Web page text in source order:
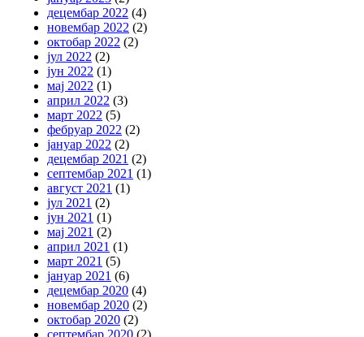
децембар 2022 (4)
новембар 2022 (2)
октобар 2022 (2)
јул 2022 (2)
јун 2022 (1)
мај 2022 (1)
април 2022 (3)
март 2022 (5)
фебруар 2022 (2)
јануар 2022 (2)
децембар 2021 (2)
септембар 2021 (1)
август 2021 (1)
јул 2021 (2)
јун 2021 (1)
мај 2021 (2)
април 2021 (1)
март 2021 (5)
јануар 2021 (6)
децембар 2020 (4)
новембар 2020 (2)
октобар 2020 (2)
септембар 2020 (2)